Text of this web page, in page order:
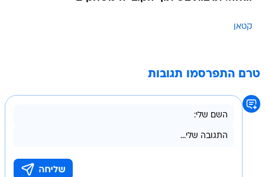
קטאן
טרם התפרסמו תגובות